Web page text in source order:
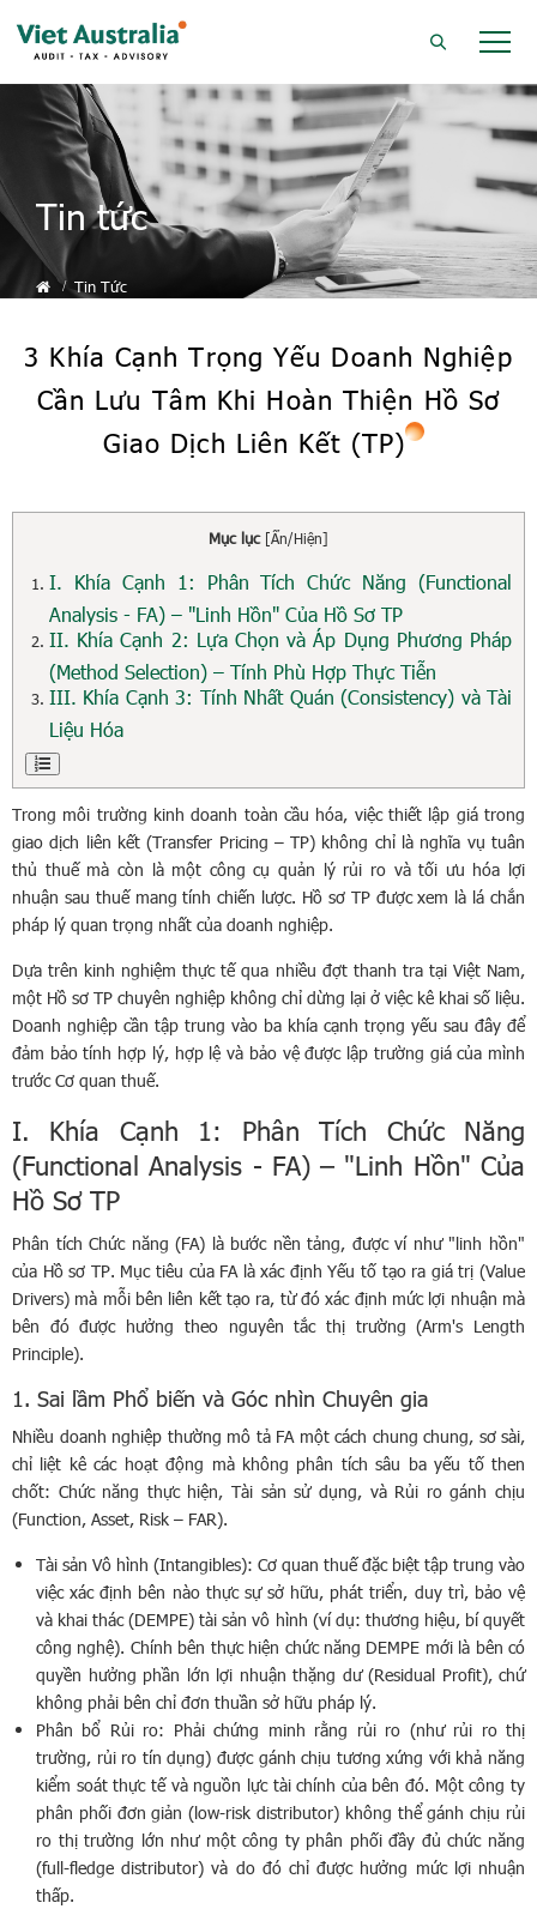
Tin tức
Tin Tức
3 Khía Cạnh Trọng Yếu Doanh Nghiệp
Cần Lưu Tâm Khi Hoàn Thiện Hồ Sơ
Giao Dịch Liên Kết (TP)
Mục lục [Ẩn/Hiện]
I. Khía Cạnh 1: Phân Tích Chức Năng (Functional
Analysis - FA) – "Linh Hồn" Của Hồ Sơ TP
II. Khía Cạnh 2: Lựa Chọn và Áp Dụng Phương Pháp
(Method Selection) – Tính Phù Hợp Thực Tiễn
III. Khía Cạnh 3: Tính Nhất Quán (Consistency) và Tài
Liệu Hóa
Trong môi trường kinh doanh toàn cầu hóa, việc thiết lập giá trong
giao dịch liên kết (Transfer Pricing – TP) không chỉ là nghĩa vụ tuân
thủ thuế mà còn là một công cụ quản lý rủi ro và tối ưu hóa lợi
nhuận sau thuế mang tính chiến lược. Hồ sơ TP được xem là lá chắn
pháp lý quan trọng nhất của doanh nghiệp.
Dựa trên kinh nghiệm thực tế qua nhiều đợt thanh tra tại Việt Nam,
một Hồ sơ TP chuyên nghiệp không chỉ dừng lại ở việc kê khai số liệu.
Doanh nghiệp cần tập trung vào ba khía cạnh trọng yếu sau đây để
đảm bảo tính hợp lý, hợp lệ và bảo vệ được lập trường giá của mình
trước Cơ quan thuế.
I. Khía Cạnh 1: Phân Tích Chức Năng
(Functional Analysis - FA) – "Linh Hồn" Của
Hồ Sơ TP
Phân tích Chức năng (FA) là bước nền tảng, được ví như "linh hồn"
của Hồ sơ TP. Mục tiêu của FA là xác định Yếu tố tạo ra giá trị (Value
Drivers) mà mỗi bên liên kết tạo ra, từ đó xác định mức lợi nhuận mà
bên đó được hưởng theo nguyên tắc thị trường (Arm's Length
Principle).
1. Sai lầm Phổ biến và Góc nhìn Chuyên gia
Nhiều doanh nghiệp thường mô tả FA một cách chung chung, sơ sài,
chỉ liệt kê các hoạt động mà không phân tích sâu ba yếu tố then
chốt: Chức năng thực hiện, Tài sản sử dụng, và Rủi ro gánh chịu
(Function, Asset, Risk – FAR).
Tài sản Vô hình (Intangibles): Cơ quan thuế đặc biệt tập trung vào
việc xác định bên nào thực sự sở hữu, phát triển, duy trì, bảo vệ
và khai thác (DEMPE) tài sản vô hình (ví dụ: thương hiệu, bí quyết
công nghệ). Chính bên thực hiện chức năng DEMPE mới là bên có
quyền hưởng phần lớn lợi nhuận thặng dư (Residual Profit), chứ
không phải bên chỉ đơn thuần sở hữu pháp lý.
Phân bổ Rủi ro: Phải chứng minh rằng rủi ro (như rủi ro thị
trường, rủi ro tín dụng) được gánh chịu tương xứng với khả năng
kiểm soát thực tế và nguồn lực tài chính của bên đó. Một công ty
phân phối đơn giản (low-risk distributor) không thể gánh chịu rủi
ro thị trường lớn như một công ty phân phối đầy đủ chức năng
(full-fledge distributor) và do đó chỉ được hưởng mức lợi nhuận
thấp.